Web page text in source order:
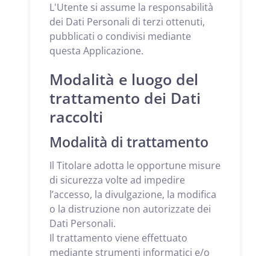
L'Utente si assume la responsabilità
dei Dati Personali di terzi ottenuti,
pubblicati o condivisi mediante
questa Applicazione.
Modalità e luogo del
trattamento dei Dati
raccolti
Modalità di trattamento
Il Titolare adotta le opportune misure
di sicurezza volte ad impedire
l’accesso, la divulgazione, la modifica
o la distruzione non autorizzate dei
Dati Personali.
Il trattamento viene effettuato
mediante strumenti informatici e/o